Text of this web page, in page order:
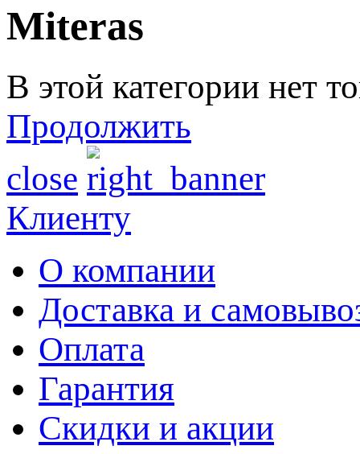
Miteras
В этой категории нет
Продолжить
close
Клиенту
О компании
Доставка и
Оплата
Гарантия
Скидки и акции